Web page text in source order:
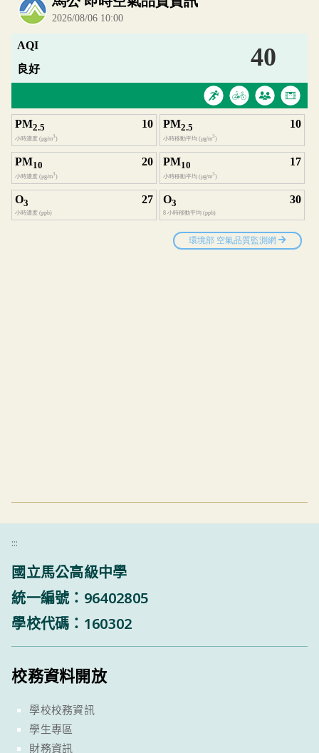
:::
國立馬公高級中學
統一編號：96402805
學校代碼：160302
校務資料開放
學校校務資訊
學生專區
財務資訊